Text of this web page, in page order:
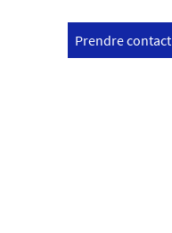
Prendre contact